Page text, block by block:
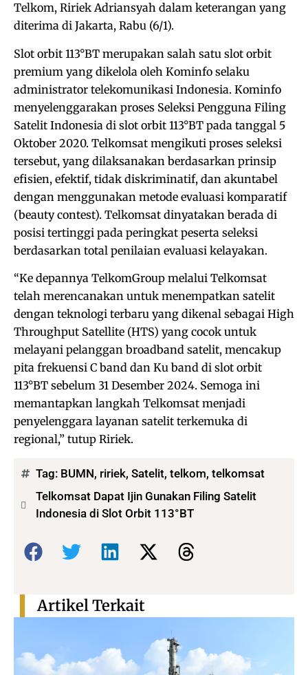
Telkom, Ririek Adriansyah dalam keterangan yang
diterima di Jakarta, Rabu (6/1).
Slot orbit 113°BT merupakan salah satu slot orbit
premium yang dikelola oleh Kominfo selaku
administrator telekomunikasi Indonesia. Kominfo
menyelenggarakan proses Seleksi Pengguna Filing
Satelit Indonesia di slot orbit 113°BT pada tanggal 5
Oktober 2020. Telkomsat mengikuti proses seleksi
tersebut, yang dilaksanakan berdasarkan prinsip
efisien, efektif, tidak diskriminatif, dan akuntabel
dengan menggunakan metode evaluasi komparatif
(beauty contest). Telkomsat dinyatakan berada di
posisi tertinggi pada peringkat peserta seleksi
berdasarkan total penilaian evaluasi kelayakan.
“Ke depannya TelkomGroup melalui Telkomsat
telah merencanakan untuk menempatkan satelit
dengan teknologi terbaru yang dikenal sebagai High
Throughput Satellite (HTS) yang cocok untuk
melayani pelanggan broadband satelit, mencakup
pita frekuensi C band dan Ku band di slot orbit
113°BT sebelum 31 Desember 2024. Semoga ini
memantapkan langkah Telkomsat menjadi
penyelenggara layanan satelit terkemuka di
regional,” tutup Ririek.
Tag: BUMN, ririek, Satelit, telkom, telkomsat
Telkomsat Dapat Ijin Gunakan Filing Satelit
Indonesia di Slot Orbit 113°BT
Bagikan:
Artikel Terkait